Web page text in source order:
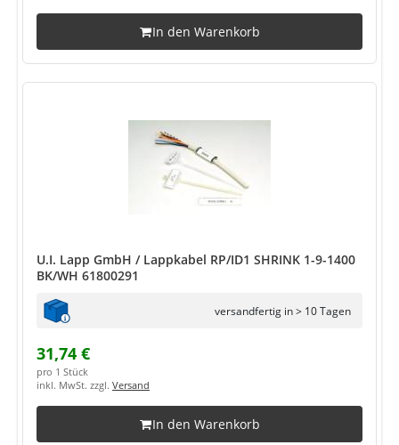
In den Warenkorb
U.I. Lapp GmbH / Lappkabel RP/ID1 SHRINK 1-9-1400
BK/WH 61800291
versandfertig in > 10 Tagen
31,74 €
pro 1 Stück
inkl. MwSt. zzgl. Versand
In den Warenkorb